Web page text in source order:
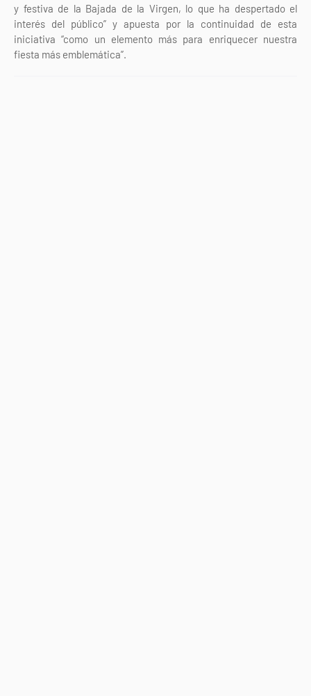
y festiva de la Bajada de la Virgen, lo que ha despertado el
interés del público” y apuesta por la continuidad de esta
iniciativa “como un elemento más para enriquecer nuestra
fiesta más emblemática”.